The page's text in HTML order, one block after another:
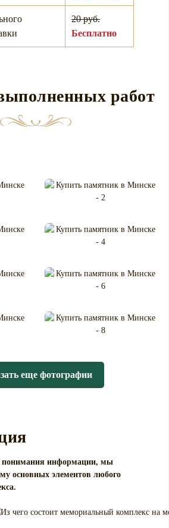
20 руб.
Бесплатно
работ
еще фотографии
понимания информации, мы
основных элементов любого
.